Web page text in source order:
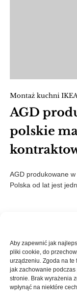
Aby zapewnić jak
pliki cookie, do
urządzeniu. Zgoda na
jak zachowanie
stronie. Brak wyrażenia
wpłynąć na niektóre
Montaż kuchni
AGD
polskie
AGD produkowane
Polska od lat jest
"MK.PL nie
intelektualnej IKEA